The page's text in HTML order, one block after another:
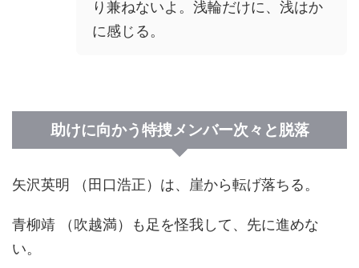
り兼ねないよ。浅輪だけに、浅はか
に感じる。
助けに向かう特捜メンバー次々と脱落
矢沢英明 （田口浩正）は、崖から転げ落ちる。
青柳靖 （吹越満）も足を怪我して、先に進めな
い。